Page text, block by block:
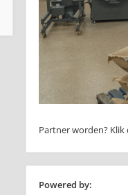
Partner worden? Klik
Powered by: